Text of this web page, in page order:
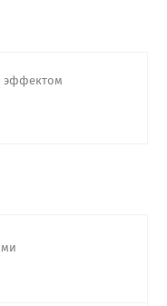
эффектом